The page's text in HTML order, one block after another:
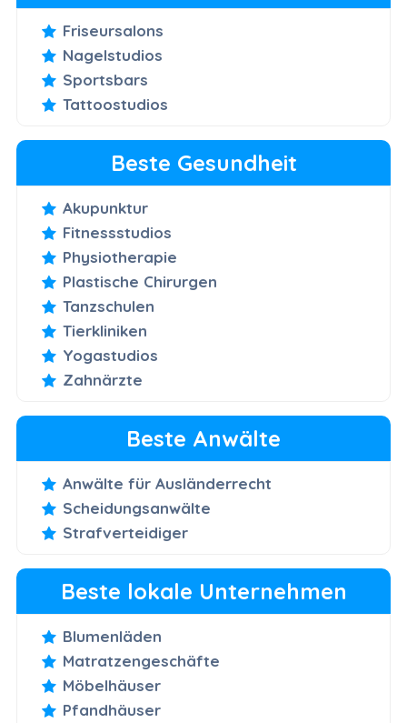
Friseursalons
Nagelstudios
Sportsbars
Tattoostudios
Beste Gesundheit
Akupunktur
Fitnessstudios
Physiotherapie
Plastische Chirurgen
Tanzschulen
Tierkliniken
Yogastudios
Zahnärzte
Beste Anwälte
Anwälte für Ausländerrecht
Scheidungsanwälte
Strafverteidiger
Beste lokale Unternehmen
Blumenläden
Matratzengeschäfte
Möbelhäuser
Pfandhäuser